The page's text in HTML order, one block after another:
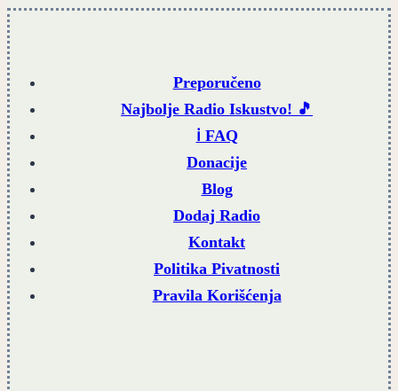
Preporučeno
Najbolje Radio Iskustvo! 🎵
ℹ️ FAQ
Donacije
Blog
Dodaj Radio
Kontakt
Politika Pivatnosti
Pravila Korišćenja